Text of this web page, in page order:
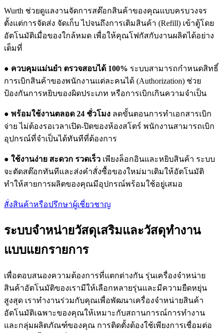
Wurth ช่วยดูแลงานจัดการสต๊อกสินค้าของคุณแบบครบวงจร
ตั้งแต่การจัดส่ง จัดเก็บ ไปจนถึงการเติมสินค้า (Refill) เข้าตู้โดย
อัตโนมัติเมื่อของใกล้หมด เพื่อให้คุณโฟกัสกับงานผลิตได้อย่าง
เต็มที่
● ควบคุมแม่นยำ ตรวจสอบได้ 100% ระบบสามารถกำหนดสิทธิ์
การเบิกสินค้าของพนักงานแต่ละคนได้ (Authorization) ช่วย
ป้องกันการหยิบของผิดประเภท หรือการเบิกเกินความจำเป็น
● พร้อมใช้งานตลอด 24 ชั่วโมง ลดขั้นตอนการทำเอกสารเบิก
จ่าย ไม่ต้องรอเวลาเปิด-ปิดของห้องสโตร์ พนักงานสามารถเบิก
อุปกรณ์ที่จำเป็นได้ทันทีที่ต้องการ
● ใช้งานง่าย สะดวก รวดเร็ว เพียงล็อกอินและหยิบสินค้า ระบบ
จะตัดสต๊อกทันทีและส่งคำสั่งซื้อของใหม่มาเติมให้อัตโนมัติ
ทำให้สายการผลิตของคุณมีอุปกรณ์พร้อมใช้อยู่เสมอ
สั่งสินค้าหรือปรึกษาผู้เชี่ยวชาญ
ระบบจำหน่ายวัสดุเสริมและวัสดุทำงาน
แบบแยกรายการ
เพื่อตอบสนองความต้องการที่แตกต่างกัน รุ่นเครื่องจำหน่าย
สินค้าอัตโนมัติของเรามีให้เลือกหลายรุ่นและมีความยืดหยุ่น
สูงสุด เราทำงานร่วมกับคุณเพื่อพัฒนาเครื่องจำหน่ายสินค้า
อัตโนมัติเฉพาะของคุณให้เหมาะกับสถานการณ์การทำงาน
และกลุ่มผลิตภัณฑ์ของคุณ การติดตั้งต้องใช้เพียงการเชื่อมต่อ